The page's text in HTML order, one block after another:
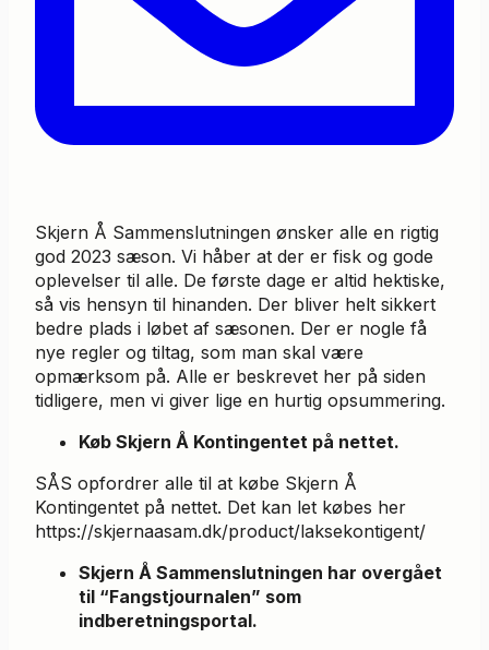
Skjern Å Sammenslutningen ønsker alle en rigtig
god 2023 sæson. Vi håber at der er fisk og gode
oplevelser til alle. De første dage er altid hektiske,
så vis hensyn til hinanden. Der bliver helt sikkert
bedre plads i løbet af sæsonen. Der er nogle få
nye regler og tiltag, som man skal være
opmærksom på. Alle er beskrevet her på siden
tidligere, men vi giver lige en hurtig opsummering.
Køb Skjern Å Kontingentet på nettet.
SÅS opfordrer alle til at købe Skjern Å
Kontingentet på nettet. Det kan let købes her
https://skjernaasam.dk/product/laksekontigent/
Skjern Å Sammenslutningen har overgået
til “Fangstjournalen” som
indberetningsportal.